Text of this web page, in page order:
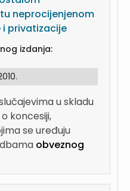
neprocijenjenom
privatizacije
izdanja:
u skladu
koncesiji,
se uređuju
obveznog